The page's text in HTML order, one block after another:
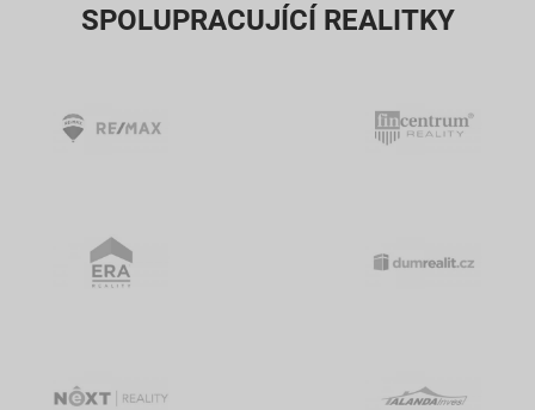
SPOLUPRACUJÍCÍ REALITKY